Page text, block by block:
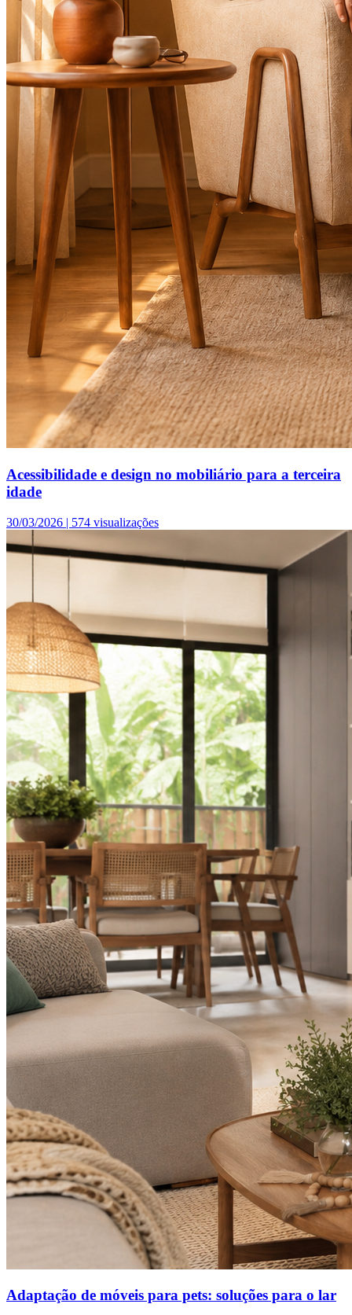
Acessibilidade e design no mobiliário para a terceira
idade
30/03/2026 | 574 visualizações
Adaptação de móveis para pets: soluções para o lar